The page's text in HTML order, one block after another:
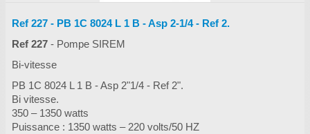
:
Ref 227 - PB 1C 8024 L 1 B - Asp 2-1/4 - Ref 2.
Ref 227 - Pompe SIREM
Bi-vitesse
PB 1C 8024 L 1 B - Asp 2"1/4 - Ref 2".
Bi vitesse.
350 – 1350 watts
Puissance : 1350 watts – 220 volts/50 HZ